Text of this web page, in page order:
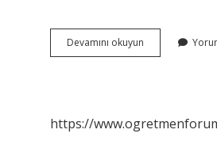
Devamını okuyun
Yufka
Pişer
https://